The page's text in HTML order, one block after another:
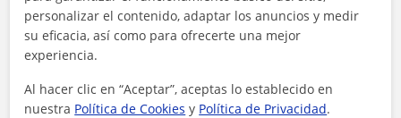
personalizar el contenido, adaptar los anuncios y medir
su eficacia, así como para ofrecerte una mejor
experiencia.
Al hacer clic en “Aceptar”, aceptas lo establecido en
nuestra Política de Cookies y Política de Privacidad.